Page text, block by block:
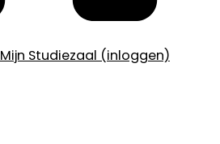
Mijn Studiezaal (inloggen)